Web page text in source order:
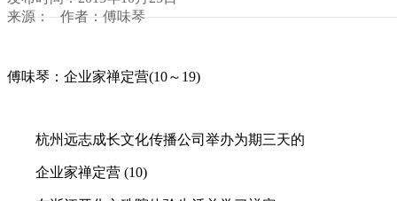
来源： 作者：傅味琴
傅味琴：企业家禅定营(10～19)
杭州远志成长文化传播公司举办为期三天的
企业家禅定营 (10)